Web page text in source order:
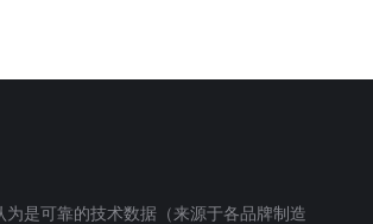
为是可靠的技术数据（来源于各品牌制造